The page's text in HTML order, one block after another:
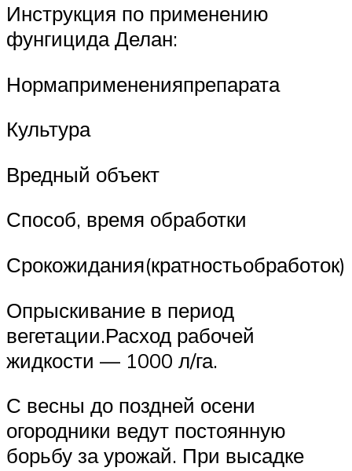
Инструкция по применению
фунгицида Делан:
Нормапримененияпрепарата
Культура
Вредный объект
Способ, время обработки
Срокожи­да­ния(крат­ностьоб­ра­бо­ток)
Опрыскивание в период
вегетации.Расход рабочей
жидкости — 1000 л/га.
С весны до поздней осени
огородники ведут постоянную
борьбу за урожай. При высадке